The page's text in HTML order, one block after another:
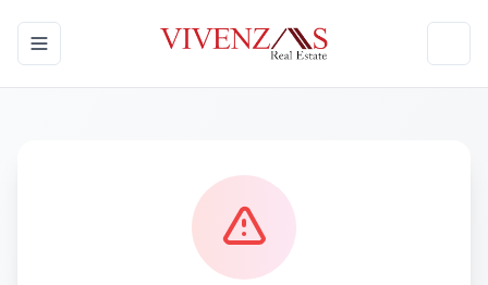
Toggle navigation menu